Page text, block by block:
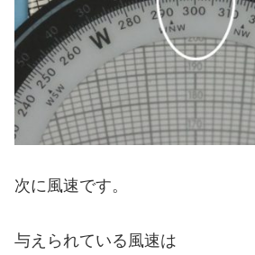
次に風速です。
与えられている風速は